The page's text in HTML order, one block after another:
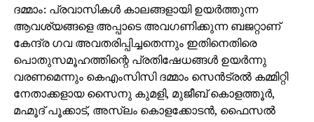
ദമ്മാം: പ്രവാസികൾ കാലങ്ങളായി ഉയർത്തുന്ന
ആവശ്യങ്ങളെ അപ്പാടെ അവഗണിക്കുന്ന ബജറ്റാണ്
കേന്ദ്ര ഗവ അവതരിപ്പിച്ചതെന്നും ഇതിനെതിരെ
പൊതുസമൂഹത്തിന്റെ പ്രതിഷേധങ്ങൾ ഉയർന്നു
വരണമെന്നും കെഎംസിസി ദമ്മാം സെൻട്രൽ കമ്മിറ്റി
നേതാക്കളായ സൈനു കുമളി, മുജീബ് കൊളത്തൂർ,
മഹ്മൂദ് പൂക്കാട്, അസ്‌ലം കൊളക്കോടൻ, ഫൈസൽ